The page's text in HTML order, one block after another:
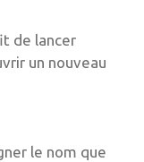
de lancer
un nouveau
le nom que